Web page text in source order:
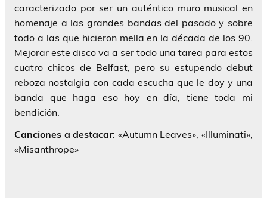
caracterizado por ser un auténtico muro musical en
homenaje a las grandes bandas del pasado y sobre
todo a las que hicieron mella en la década de los 90.
Mejorar este disco va a ser todo una tarea para estos
cuatro chicos de Belfast, pero su estupendo debut
reboza nostalgia con cada escucha que le doy y una
banda que haga eso hoy en día, tiene toda mi
bendición.
Canciones a destacar: «Autumn Leaves», «Illuminati»,
«Misanthrope»